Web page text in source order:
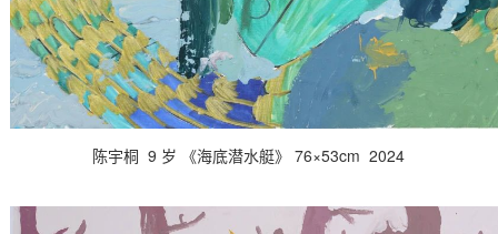
陈宇桐 9 岁 《海底潜水艇》 76×53cm 2024